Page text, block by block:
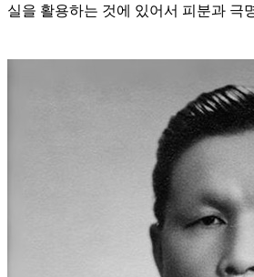
실을 활용하는 것에 있어서 피분과 극